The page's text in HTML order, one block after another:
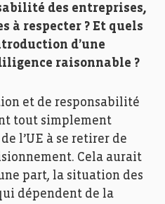
des entreprises,
à respecter ? Et quels
d’une
raisonnable ?
et de responsabilité
tout simplement
l’UE à se retirer de
Cela aurait
part, la situation des
dépendent de la